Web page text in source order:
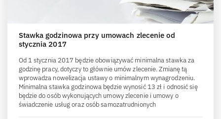
Stawka godzinowa przy umowach zlecenie od
stycznia 2017
Od 1 stycznia 2017 będzie obowiązywać minimalna stawka za
godzinę pracy, dotyczy to głównie umów zlecenie. Zmianę tą
wprowadza nowelizacja ustawy o minimalnym wynagrodzeniu.
Minimalna stawka godzinowa będzie wynosić 13 zł i odnosić się
będzie do osób wykonujących umowy zlecenie i umowy o
świadczenie usług oraz osób samozatrudnionych